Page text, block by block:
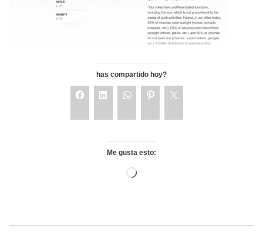
has compartido hoy?
Me gusta esto: